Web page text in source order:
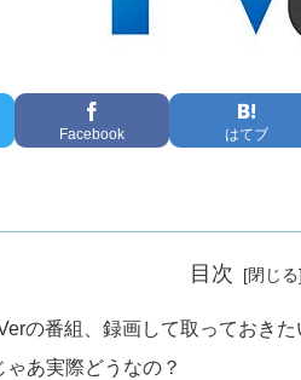
Facebook はてブ
目次
の番組、録画して取っておき
ゃあ実際どうなの？